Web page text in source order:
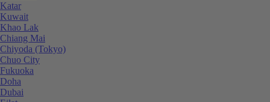
Katar
Kuwait
Khao Lak
Chiang Mai
Chiyoda (Tokyo)
Chuo City
Fukuoka
Doha
Dubai